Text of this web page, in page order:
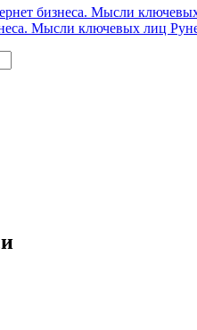
Мысли ключевых лиц